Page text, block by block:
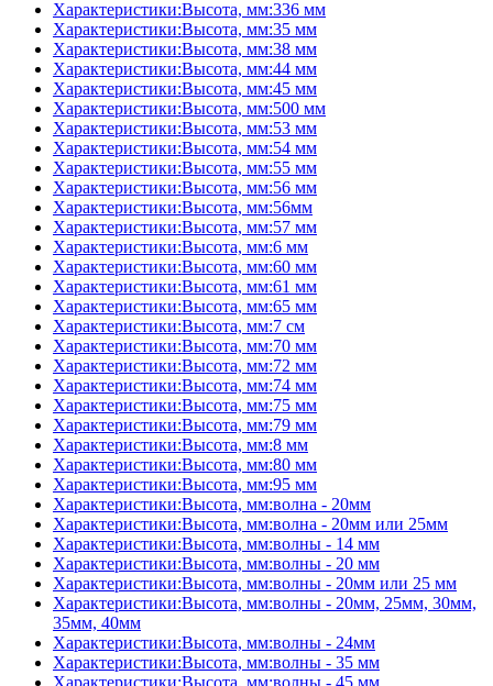
Характеристики:Высота, мм:336 мм
Характеристики:Высота, мм:35 мм
Характеристики:Высота, мм:38 мм
Характеристики:Высота, мм:44 мм
Характеристики:Высота, мм:45 мм
Характеристики:Высота, мм:500 мм
Характеристики:Высота, мм:53 мм
Характеристики:Высота, мм:54 мм
Характеристики:Высота, мм:55 мм
Характеристики:Высота, мм:56 мм
Характеристики:Высота, мм:56мм
Характеристики:Высота, мм:57 мм
Характеристики:Высота, мм:6 мм
Характеристики:Высота, мм:60 мм
Характеристики:Высота, мм:61 мм
Характеристики:Высота, мм:65 мм
Характеристики:Высота, мм:7 см
Характеристики:Высота, мм:70 мм
Характеристики:Высота, мм:72 мм
Характеристики:Высота, мм:74 мм
Характеристики:Высота, мм:75 мм
Характеристики:Высота, мм:79 мм
Характеристики:Высота, мм:8 мм
Характеристики:Высота, мм:80 мм
Характеристики:Высота, мм:95 мм
Характеристики:Высота, мм:волна - 20мм
Характеристики:Высота, мм:волна - 20мм или 25мм
Характеристики:Высота, мм:волны - 14 мм
Характеристики:Высота, мм:волны - 20 мм
Характеристики:Высота, мм:волны - 20мм или 25 мм
Характеристики:Высота, мм:волны - 20мм, 25мм, 30мм,
35мм, 40мм
Характеристики:Высота, мм:волны - 24мм
Характеристики:Высота, мм:волны - 35 мм
Характеристики:Высота, мм:волны - 45 мм